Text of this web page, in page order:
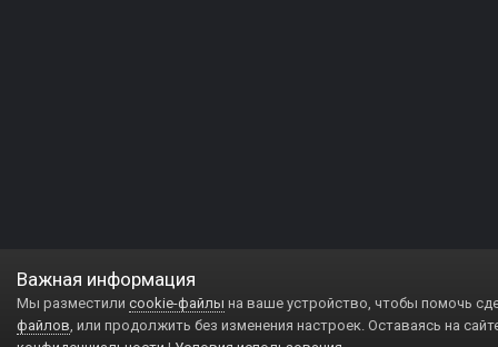
Важная информация
Мы разместили cookie-файлы на ваше устройство, чтобы помочь
файлов, или продолжить без изменения настроек. Оставаясь на